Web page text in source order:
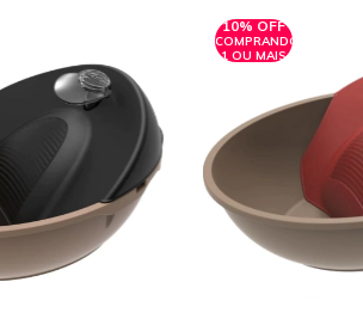
10% OFF
COMPRANDO
1 OU MAIS